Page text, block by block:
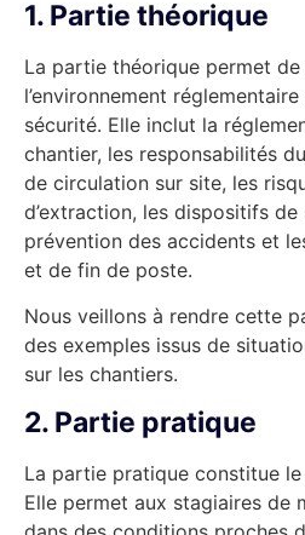
1. Partie théorique
La partie théorique permet
l’environnement
sécurité. Elle inclut la
chantier, les responsabilités
de circulation sur site, les
d’extraction, les dispositifs
prévention des accidents et
et de fin de poste.
Nous veillons à rendre cette
des exemples issus de
sur les chantiers.
2. Partie pratique
La partie pratique constitue
Elle permet aux stagiaires de